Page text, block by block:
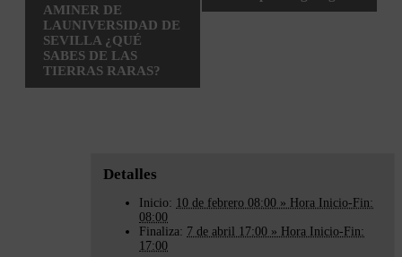
AMINER DE
LAUNIVERSIDAD DE
SEVILLA ¿QUÉ
SABES DE LAS
TIERRAS RARAS?
Detalles
Inicio: 10 de febrero 08:00 » Hora Inicio-Fin:
08:00
Finaliza: 7 de abril 17:00 » Hora Inicio-Fin:
17:00